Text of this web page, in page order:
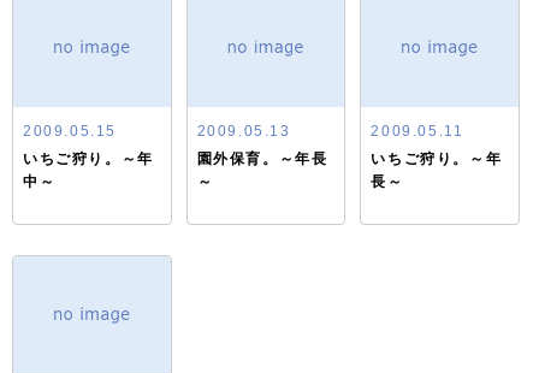
2009.05.15
いちご狩り。～年
中～
2009.05.13
園外保育。～年長
～
2009.05.11
いちご狩り。～年
長～